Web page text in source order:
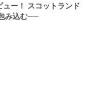
ー！ スコットランド
み込む──